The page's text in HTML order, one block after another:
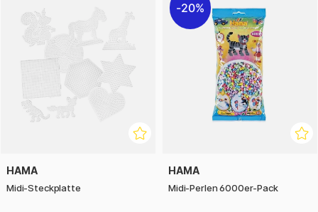
HAMA
Midi-Steckplatte
20%
HAMA
Midi-Perlen 6000er-Pack